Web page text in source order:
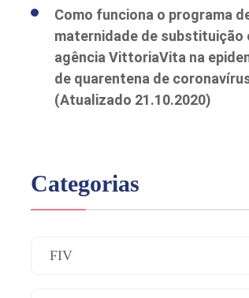
Como funciona o programa
maternidade de substituição
agência VittoriaVita na
de quarentena de
(Atualizado 21.10.2020)
Categorias
FIV